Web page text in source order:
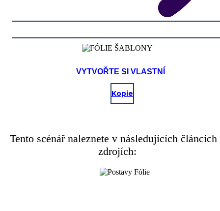
VYTVOŘTE SI VLASTNÍ
Kopie
Tento scénář naleznete v následujících článcích
zdrojích: